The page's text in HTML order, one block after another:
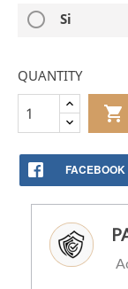
radio_button_unchecked Si
QUANTITY

FACEBOOK